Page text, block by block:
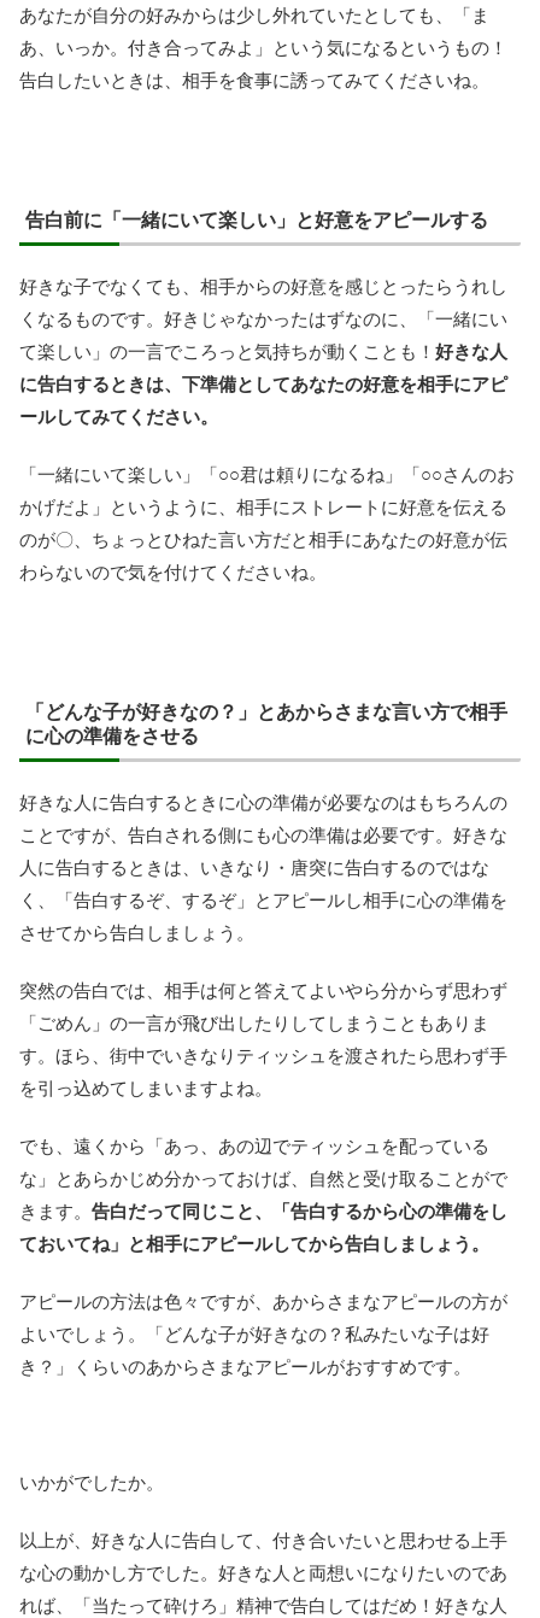
あなたが自分の好みからは少し外れていたとしても、「ま
あ、いっか。付き合ってみよ」という気になるというもの！
告白したいときは、相手を食事に誘ってみてくださいね。
告白前に「一緒にいて楽しい」と好意をアピールする
好きな子でなくても、相手からの好意を感じとったらうれし
くなるものです。好きじゃなかったはずなのに、「一緒にい
て楽しい」の一言でころっと気持ちが動くことも！ 好きな人
に告白するときは、下準備としてあなたの好意を相手にアピ
ールしてみてください。
「一緒にいて楽しい」「○○君は頼りになるね」「○○さんのお
かげだよ」というように、相手にストレートに好意を伝える
のが〇、ちょっとひねた言い方だと相手にあなたの好意が伝
わらないので気を付けてくださいね。
「どんな子が好きなの？」とあからさまな言い方で相手
に心の準備をさせる
好きな人に告白するときに心の準備が必要なのはもちろんの
ことですが、告白される側にも心の準備は必要です。好きな
人に告白するときは、いきなり・唐突に告白するのではな
く、「告白するぞ、するぞ」とアピールし相手に心の準備を
させてから告白しましょう。
突然の告白では、相手は何と答えてよいやら分からず思わず
「ごめん」の一言が飛び出したりしてしまうこともありま
す。ほら、街中でいきなりティッシュを渡されたら思わず手
を引っ込めてしまいますよね。
でも、遠くから「あっ、あの辺でティッシュを配っている
な」とあらかじめ分かっておけば、自然と受け取ることがで
きます。 告白だって同じこと、「告白するから心の準備をし
ておいてね」と相手にアピールしてから告白しましょう。
アピールの方法は色々ですが、あからさまなアピールの方が
よいでしょう。「どんな子が好きなの？私みたいな子は好
き？」くらいのあからさまなアピールがおすすめです。
いかがでしたか。
以上が、好きな人に告白して、付き合いたいと思わせる上手
な心の動かし方でした。好きな人と両想いになりたいのであ
れば、「当たって砕けろ」精神で告白してはだめ！好きな人